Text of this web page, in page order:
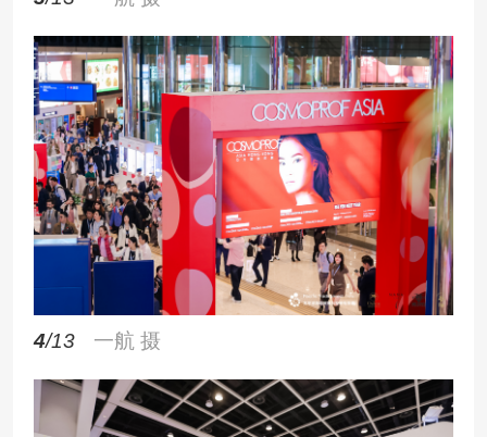
4/13 一航 摄